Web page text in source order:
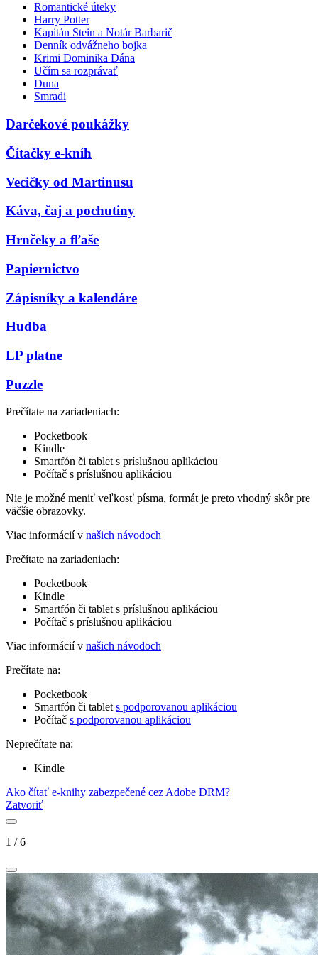
Romantické úteky
Harry Potter
Kapitán Stein a Notár Barbarič
Denník odvážneho bojka
Krimi Dominika Dána
Učím sa rozprávať
Duna
Smradi
Darčekové poukážky
Čítačky e-kníh
Vecičky od Martinusu
Káva, čaj a pochutiny
Hrnčeky a fľaše
Papiernictvo
Zápisníky a kalendáre
Hudba
LP platne
Puzzle
Prečítate na zariadeniach:
Pocketbook
Kindle
Smartfón či tablet s príslušnou aplikáciou
Počítač s príslušnou aplikáciou
Nie je možné meniť veľkosť písma, formát je preto vhodný skôr pre
väčšie obrazovky.
Viac informácií v našich návodoch
Prečítate na zariadeniach:
Pocketbook
Kindle
Smartfón či tablet s príslušnou aplikáciou
Počítač s príslušnou aplikáciou
Viac informácií v našich návodoch
Prečítate na:
Pocketbook
Smartfón či tablet s podporovanou aplikáciou
Počítač s podporovanou aplikáciou
Neprečítate na:
Kindle
Ako čítať e-knihy zabezpečené cez Adobe DRM?
Zatvoriť
1 /6